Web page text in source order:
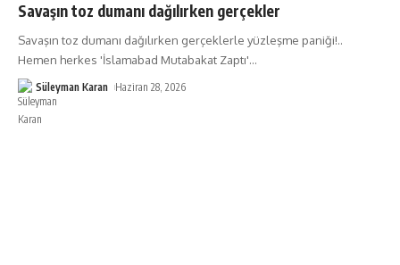
Savaşın toz dumanı dağılırken gerçekler
Savaşın toz dumanı dağılırken gerçeklerle yüzleşme paniği!..
Hemen herkes 'İslamabad Mutabakat Zaptı'…
Süleyman Karan Haziran 28, 2026